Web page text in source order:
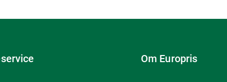
Om Europris